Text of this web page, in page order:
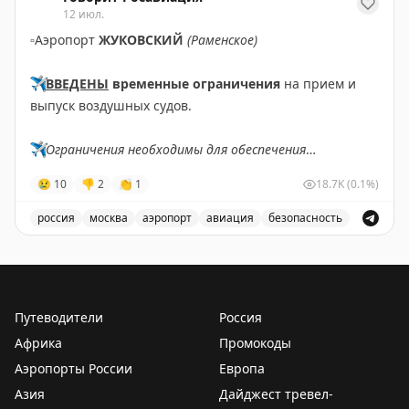
12 июл.
▫️Аэропорт ЖУКОВСКИЙ (Раменское)
✈️ВВЕДЕНЫ временные ограничения на прием и
выпуск воздушных судов.
✈️Ограничения необходимы для обеспечения
✈️ Говорит Росавиация| MАХ
😢 10 👎 2 👏 1 18.7K(0.1%)
россия москва аэропорт авиация безопасность
Путеводители
Россия
Африка
Промокоды
Аэропорты России
Европа
Азия
Дайджест тревел-